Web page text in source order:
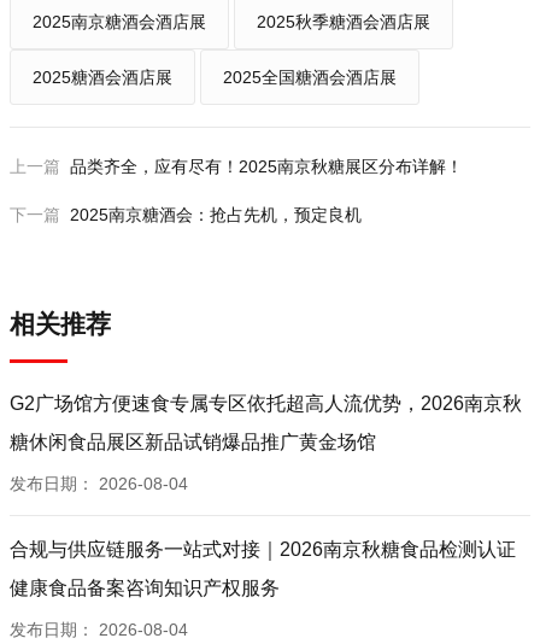
2025南京糖酒会酒店展 2025秋季糖酒会酒店展
2025糖酒会酒店展 2025全国糖酒会酒店展
上一篇 品类齐全，应有尽有！2025南京秋糖展区分布详解！
下一篇 2025南京糖酒会：抢占先机，预定良机
相关推荐
G2广场馆方便速食专属专区依托超高人流优势，2026南京秋
糖休闲食品展区新品试销爆品推广黄金场馆
发布日期： 2026-08-04
合规与供应链服务一站式对接｜2026南京秋糖食品检测认证
健康食品备案咨询知识产权服务
发布日期： 2026-08-04